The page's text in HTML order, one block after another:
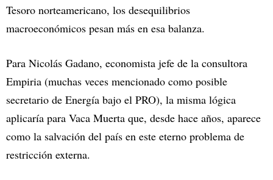
Tesoro norteamericano, los desequilibrios
macroeconómicos pesan más en esa balanza.
Para Nicolás Gadano, economista jefe de la consultora
Empiria (muchas veces mencionado como posible
secretario de Energía bajo el PRO), la misma lógica
aplicaría para Vaca Muerta que, desde hace años, aparece
como la salvación del país en este eterno problema de
restricción externa.